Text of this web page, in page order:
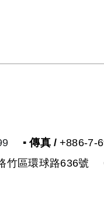
▪ 傳真 / +886-7-
竹區環球路636號